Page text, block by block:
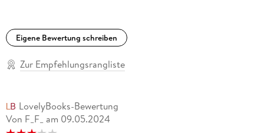
Eigene Bewertung schreiben
Zur Empfehlungsrangliste
LovelyBooks-Bewertung
Von F_F_ am 09.05.2024